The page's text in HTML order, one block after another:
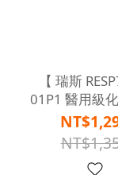
【 瑞斯
01P1 醫用級